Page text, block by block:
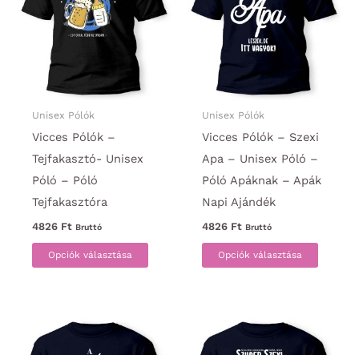
változatok
termékoldalon
választhatók
A
Unisex Pólók
Vicces Pólók –
Tejfakasztó- Unisex
Póló – Póló
Tejfakasztóra
4826 Ft Bruttó
Opciók választása
Ennek
a
variációja
Unisex Pólók
Vicces Pólók – Szexi
Apa – Unisex Póló –
Póló Apáknak – Apák
Napi Ajándék
4826 Ft Bruttó
Opciók választása
Ennek
a